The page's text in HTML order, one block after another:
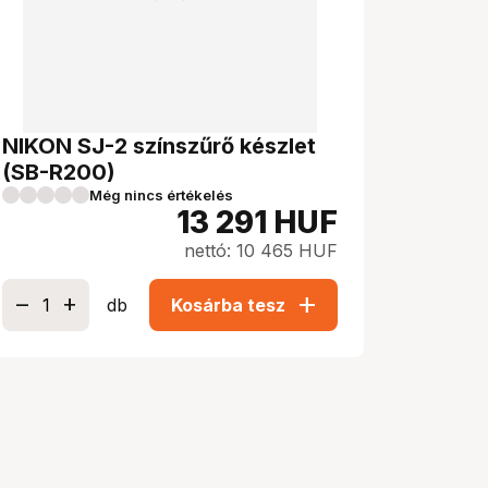
NIKON SJ-2 színszűrő készlet
(SB-R200)
Még nincs értékelés
13 291 HUF
nettó: 10 465 HUF
db Kosárba tesz add